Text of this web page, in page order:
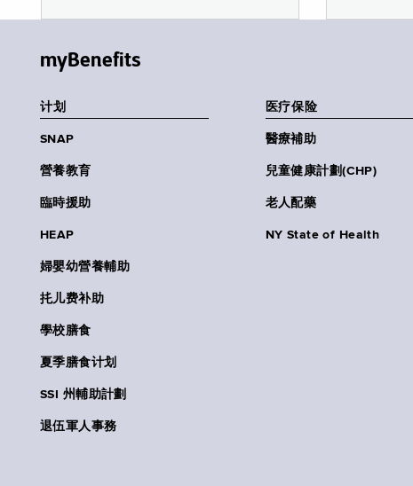
myBenefits
计划
SNAP
營養教育
臨時援助
HEAP
婦嬰幼營養輔助
扥儿费补助
學校膳食
夏季膳食计划
SSI 州輔助計劃
退伍軍人事務
医疗保险
醫療補助
兒童健康計劃(CHP)
老人配藥
NY State of Health